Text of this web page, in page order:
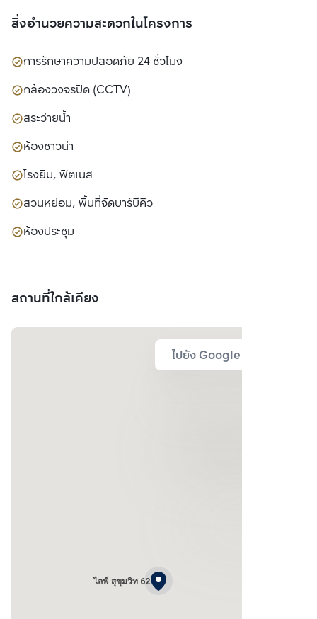
สิ่งอำนวยความสะดวกในโครงการ
การรักษาความปลอดภัย 24 ชั่วโมง
กล้องวงจรปิด (CCTV)
สระว่ายน้ำ
ห้องซาวน่า
โรงยิม, ฟิตเนส
สวนหย่อม, พื้นที่จัดบาร์บีคิว
ห้องประชุม
สถานที่ใกล้เคียง
ไปยัง Google Map
ไลฟ์ สุขุมวิท 62